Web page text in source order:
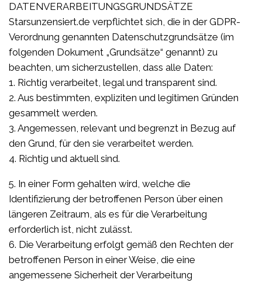
DATENVERARBEITUNGSGRUNDSÄTZE
Starsunzensiert.de verpflichtet sich, die in der GDPR-
Verordnung genannten Datenschutzgrundsätze (im
folgenden Dokument „Grundsätze“ genannt) zu
beachten, um sicherzustellen, dass alle Daten:
1. Richtig verarbeitet, legal und transparent sind.
2. Aus bestimmten, expliziten und legitimen Gründen
gesammelt werden.
3. Angemessen, relevant und begrenzt in Bezug auf
den Grund, für den sie verarbeitet werden.
4. Richtig und aktuell sind.
5. In einer Form gehalten wird, welche die
Identifizierung der betroffenen Person über einen
längeren Zeitraum, als es für die Verarbeitung
erforderlich ist, nicht zulässt.
6. Die Verarbeitung erfolgt gemäß den Rechten der
betroffenen Person in einer Weise, die eine
angemessene Sicherheit der Verarbeitung